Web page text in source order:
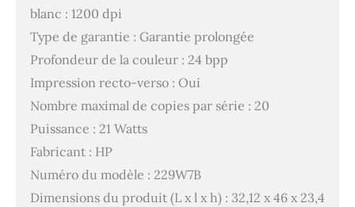
blanc : 1200 dpi
Type de garantie : Garantie prolongée
Profondeur de la couleur : 24 bpp
Impression recto-verso : Oui
Nombre maximal de copies par série : 20
Puissance : 21 Watts
Fabricant : HP
Numéro du modèle : 229W7B
Dimensions du produit (L x l x h) : 32,12 x 46 x 23,4